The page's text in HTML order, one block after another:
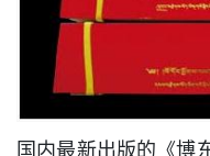
国内最新出版的《博